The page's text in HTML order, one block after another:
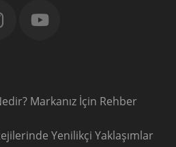
Markanız İçin Rehber
Yenilikçi Yaklaşımlar